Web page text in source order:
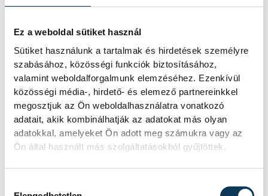
Ez a weboldal sütiket használ
Sütiket használunk a tartalmak és hirdetések személyre
szabásához, közösségi funkciók biztosításához,
valamint weboldalforgalmunk elemzéséhez. Ezenkívül
közösségi média-, hirdető- és elemező partnereinkkel
megosztjuk az Ön weboldalhasználatra vonatkozó
adatait, akik kombinálhatják az adatokat más olyan
adatokkal, amelyeket Ön adott meg számukra vagy az
Ön által használt más szolgáltatásokból gyűjtöttek.